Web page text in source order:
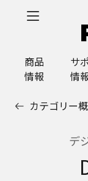
商品
情報
サ
情
カテゴリー
デ